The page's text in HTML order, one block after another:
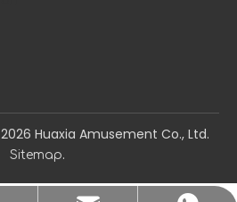
2026 Huaxia Amusement Co., Ltd.
Sitemap.